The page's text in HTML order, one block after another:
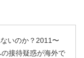
いのか？2011〜
接待疑惑が海外で